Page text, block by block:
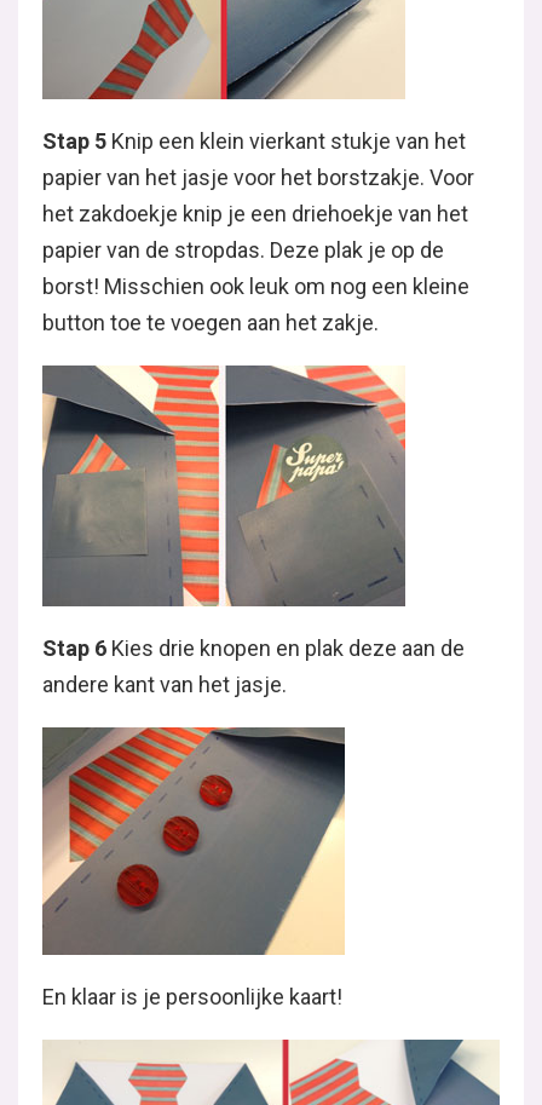
Stap 5 Knip een klein vierkant stukje van het
papier van het jasje voor het borstzakje. Voor
het zakdoekje knip je een driehoekje van het
papier van de stropdas. Deze plak je op de
borst! Misschien ook leuk om nog een kleine
button toe te voegen aan het zakje.
Stap 6 Kies drie knopen en plak deze aan de
andere kant van het jasje.
En klaar is je persoonlijke kaart!